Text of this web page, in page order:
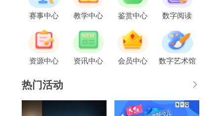
赛事中心 教学中心 鉴赏中心 数字阅读
资源中心 资讯中心 会员中心 数字艺术馆
热门活动